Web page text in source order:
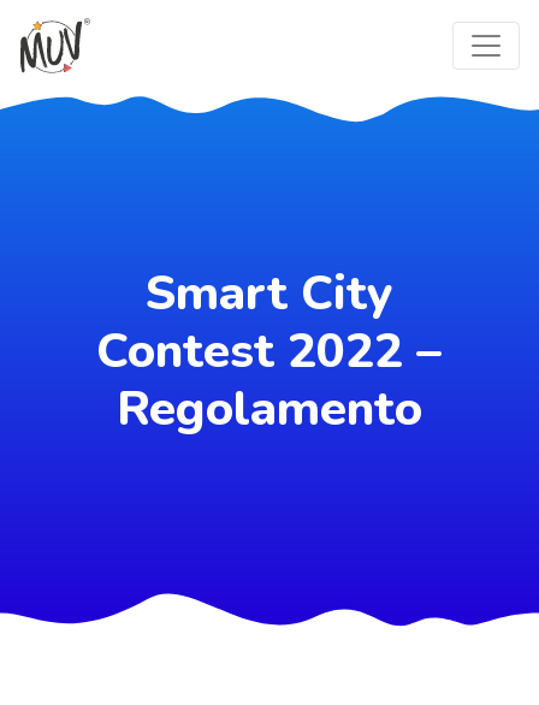
Smart City
Contest 2022 –
Regolamento